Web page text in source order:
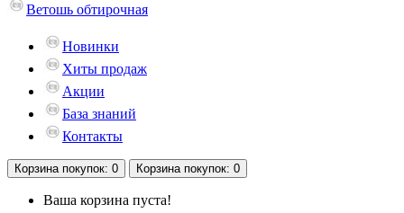
Ветошь обтирочная
Новинки
Хиты продаж
Акции
База знаний
Контакты
Корзина покупок: 0 Корзина покупок: 0
Ваша корзина пуста!